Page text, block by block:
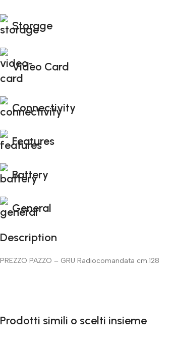
Storage
Video Card
Connectivity
Features
Battery
General
Description
PREZZO PAZZO – GRU Radiocomandata cm.128
Prodotti simili o scelti insieme